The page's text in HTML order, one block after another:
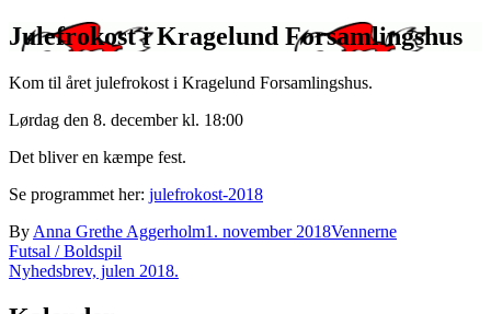
Julefrokost i Kragelund Forsamlingshus
Kom til året julefrokost i Kragelund Forsamlingshus.
Lørdag den 8. december kl. 18:00
Det bliver en kæmpe fest.
Se programmet her: julefrokost-2018
By Anna Grethe Aggerholm1. november 2018Vennerne
Indlægsnavigation
Futsal / Boldspil
Nyhedsbrev, julen 2018.